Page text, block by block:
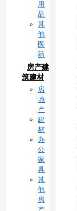
用
品
其
他
医
药
房产建
筑建材
房
地
产
建
材
办
公
家
具
其
他
房